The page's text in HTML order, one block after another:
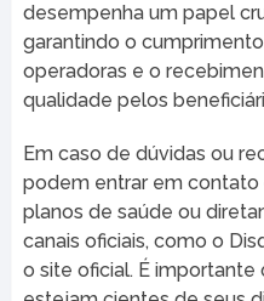
desempenha um papel
garantindo o
operadoras e o
qualidade pelos
Em caso de dúvidas ou
podem entrar em contato
planos de saúde ou
canais oficiais, como o
o site oficial. É importante